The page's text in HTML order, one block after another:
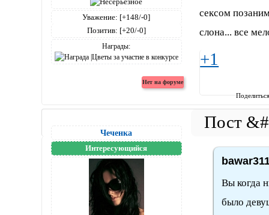
Уважение: [+148/-0]
Позитив: [+20/-0]
Награды:
сексом
слона... все
+1
Чеченка
Интересующийся
Вы когда
было